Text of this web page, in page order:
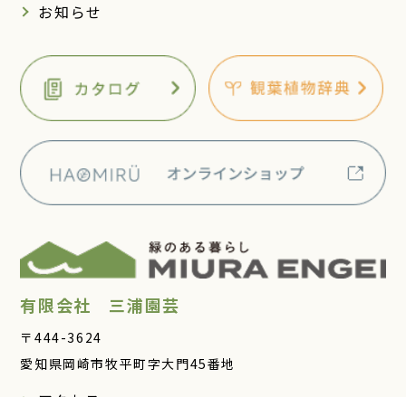
お知らせ
有限会社 三浦園芸
〒444-3624
愛知県岡崎市牧平町字大門45番地